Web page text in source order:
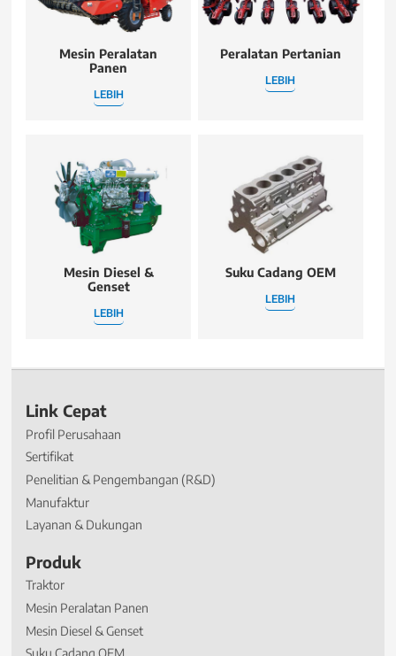
Mesin Peralatan
Panen
LEBIH
Peralatan Pertanian
LEBIH
Mesin Diesel &
Genset
LEBIH
Suku Cadang OEM
LEBIH
Link Cepat
Profil Perusahaan
Sertifikat
Penelitian & Pengembangan (R&D)
Manufaktur
Layanan & Dukungan
Produk
Traktor
Mesin Peralatan Panen
Mesin Diesel & Genset